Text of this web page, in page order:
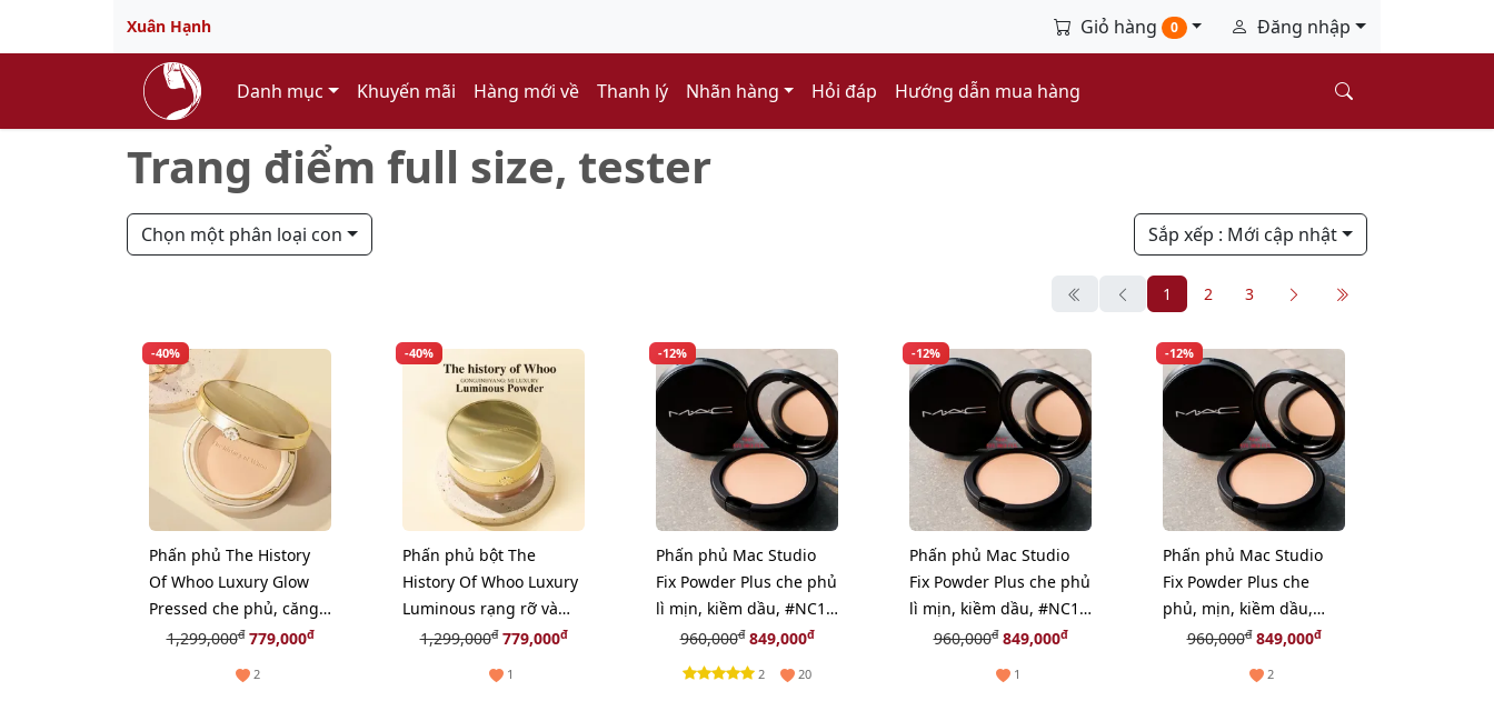
Xuân Hạnh Giỏ hàng 0 Đăng nhập
Danh mục Khuyến mãi Hàng mới về Thanh lý Nhãn hàng Hỏi đáp Hướng dẫn mua hàng
Trang điểm full size, tester
Chọn một phân loại con Sắp xếp : Mới cập nhật
1 2 3
-40%
Phấn phủ The History
Of Whoo Luxury Glow
Pressed che phủ, căng
mịn da, #No.2 - sáng tự
1,299,000đ779,000đ
2
-40%
Phấn phủ bột The
History Of Whoo Luxury
Luminous rạng rỡ và
mịn da, #No.2 - sáng
1,299,000đ779,000đ
1
-12%
Phấn phủ Mac Studio
Fix Powder Plus che phủ
lì mịn, kiềm dầu, #NC10
trắng sáng (New)
960,000đ849,000đ
2 20
-12%
Phấn phủ Mac Studio
Fix Powder Plus che phủ
lì mịn, kiềm dầu, #NC15
sáng beige (New)
960,000đ849,000đ
1
-12%
Phấn phủ Mac Studio
Fix Powder Plus che
phủ, mịn, kiềm dầu,
#NC20 tự nhiên (New)
960,000đ849,000đ
2